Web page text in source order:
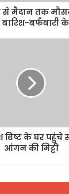
से मैदान तक
बर्फबारी
बिष्ट के घर पहुंचे
आंगन की मिट्टी